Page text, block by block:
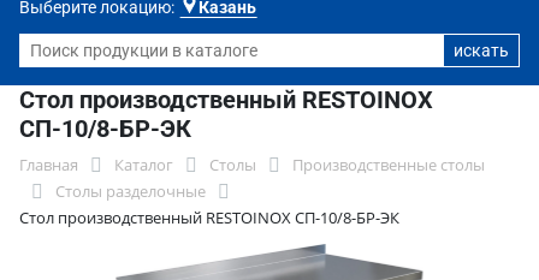
Выберите локацию: Казань
Стол производственный RESTOINOX
СП-10/8-БР-ЭК
Главная Каталог Столы
Производственные столы
Столы разделочные
Стол производственный RESTOINOX СП-10/8-БР-ЭК